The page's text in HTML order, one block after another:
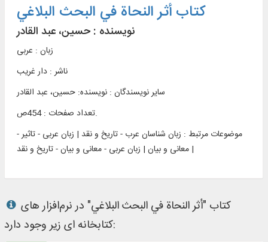
کتاب أثر النحاة في البحث البلاغي
نویسنده : حسین، عبد القادر
زبان : عربی
ناشر : دار غريب
سایر نویسندگان : نویسنده: حسین، عبد القادر
تعداد صفحات : 454ص.
موضوعات مرتبط : زبان شناسان عرب - تاریخ و نقد | زبان عربی - تاثیر -
معانی و بیان | زبان عربی - معانی و بیان - تاریخ و نقد |
کتاب "أثر النحاة في البحث البلاغي" در نرم‌افزار های
کتابخانه ای زیر وجود دارد: